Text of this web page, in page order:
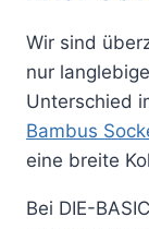
Wir sind
nur
Unterschied
Bambus
eine breite
Bei DIE-